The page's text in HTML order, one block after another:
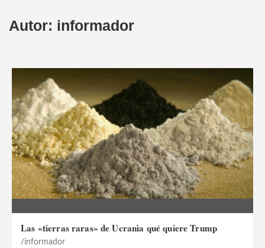
Autor: informador
Las «tierras raras» de Ucrania qué quiere Trump
informador